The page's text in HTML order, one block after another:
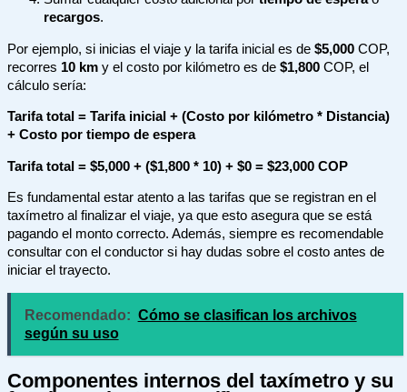
recargos.
Por ejemplo, si inicias el viaje y la tarifa inicial es de $5,000 COP,
recorres 10 km y el costo por kilómetro es de $1,800 COP, el
cálculo sería:
Tarifa total = Tarifa inicial + (Costo por kilómetro * Distancia)
+ Costo por tiempo de espera
Tarifa total = $5,000 + ($1,800 * 10) + $0 = $23,000 COP
Es fundamental estar atento a las tarifas que se registran en el
taxímetro al finalizar el viaje, ya que esto asegura que se está
pagando el monto correcto. Además, siempre es recomendable
consultar con el conductor si hay dudas sobre el costo antes de
iniciar el trayecto.
Recomendado: Cómo se clasifican los archivos
según su uso
Componentes internos del taxímetro y su